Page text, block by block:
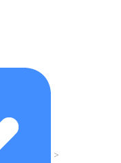
>